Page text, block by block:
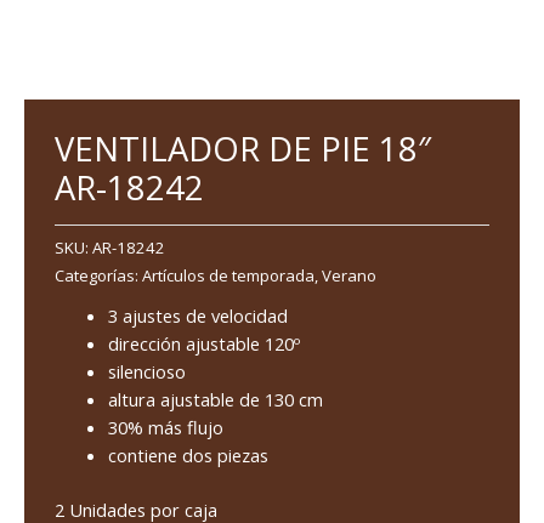
VENTILADOR DE PIE 18″
AR-18242
SKU: AR-18242
Categorías: Artículos de temporada Verano
3 ajustes de velocidad
dirección ajustable 120º
silencioso
altura ajustable de 130 cm
30% más flujo
contiene dos piezas
2 Unidades por caja